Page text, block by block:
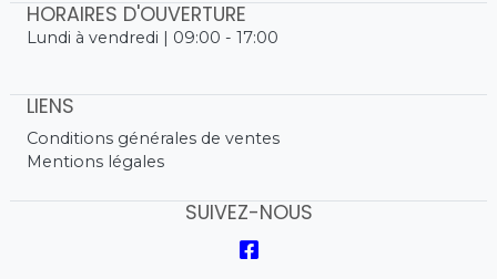
HORAIRES D'OUVERTURE
Lundi à vendredi | 09:00 - 17:00
LIENS
Conditions générales de ventes
Mentions légales
SUIVEZ-NOUS